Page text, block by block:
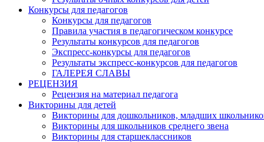
Конкурсы для педагогов
Конкурсы для педагогов
Правила участия в педагогическом конкурсе
Результаты конкурсов для педагогов
Экспресс-конкурсы для педагогов
Результаты экспресс-конкурсов для педагогов
ГАЛЕРЕЯ СЛАВЫ
РЕЦЕНЗИЯ
Рецензия на материал педагога
Викторины для детей
Викторины для дошкольников, младших
Викторины для школьников среднего звена
Викторины для старшеклассников